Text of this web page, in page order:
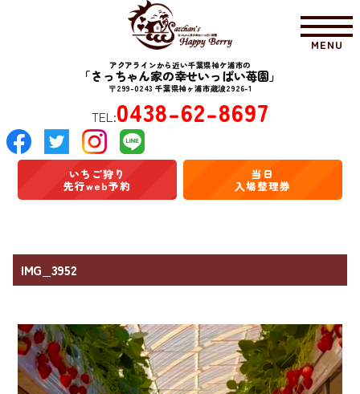
MENU
アクアラインから近い千葉県袖ケ浦市の
「さっちゃん家の幸せいっぱい苺園」
〒299-0243 千葉県袖ヶ浦市蔵波2926-1
TEL:0438-62-8697
いちご狩り
先行web予約
当日
入場整理券
IMG_3952